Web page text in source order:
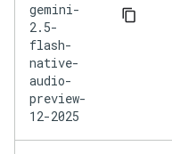
gemini-
2.5-
flash-
native-
audio-
preview-
12-2025